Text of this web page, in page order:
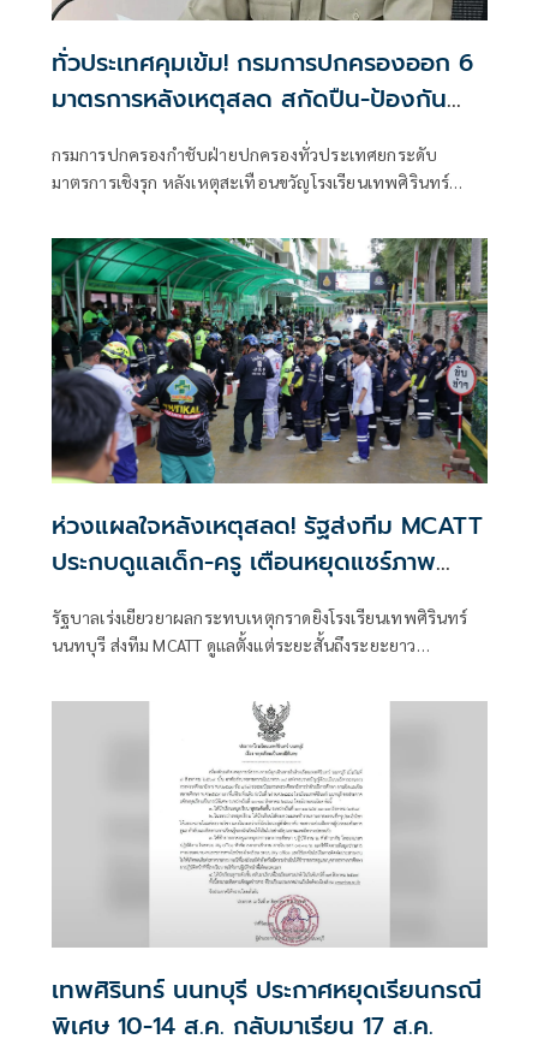
ทั่วประเทศคุมเข้ม! กรมการปกครองออก 6
มาตรการหลังเหตุสลด สกัดปืน-ป้องกัน
กรมการปกครองกำชับฝ่ายปกครองทั่วประเทศยกระดับ
มาตรการเชิงรุก หลังเหตุสะเทือนขวัญโรงเรียนเทพศิรินทร์
จุดสกัด ลาดตระเวนพื้นที่เสี่ยง ยกระดับความปลอดภัยโรงเรียน-
ห้าง พร้อมเฝ้าระวังพฤติกรรมเสี่ยง ป้องกันเหตุซ้ำและการเลียน
แบบ
ห่วงแผลใจหลังเหตุสลด! รัฐส่งทีม MCATT
ประกบดูแลเด็ก-ครู เตือนหยุดแชร์ภาพ
รัฐบาลเร่งเยียวยาผลกระทบเหตุกราดยิงโรงเรียนเทพศิรินทร์
นนทบุรี ส่งทีม MCATT ดูแลตั้งแต่ระยะสั้นถึงระยะยาว
มืองดส่งต่อภาพและคลิปรุนแรง หวั่นกระทบจิตใจเด็ก เปิดสาย
ปรึกษา 1415 และ 1323 ตลอด 24 ชั่วโมง
เทพศิรินทร์ นนทบุรี ประกาศหยุดเรียนกรณี
พิเศษ 10-14 ส.ค. กลับมาเรียน 17 ส.ค.